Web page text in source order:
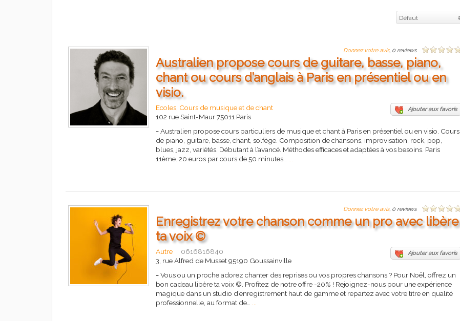
Défaut
Donnez votre avis, 0 reviews
Australien propose cours de guitare, basse, piano,
chant ou cours d’anglais à Paris en présentiel ou en
visio.
Ecoles, Cours de musique et de chant Ajouter aux favoris
102 rue Saint-Maur 75011 Paris
-Australien propose cours particuliers de musique et chant à Paris en présentiel ou en visio. Cours
de piano, guitare, basse, chant, solfège. Composition de chansons, improvisation, rock, pop,
blues, jazz, variétés. Débutant à l’avancé. Méthodes efficaces et adaptées à vos besoins. Paris
11ème. 20 euros par cours de 50 minutes…
Donnez votre avis, 0 reviews
Enregistrez votre chanson comme un pro avec libère
ta voix ©
Autre Ajouter aux favoris
0616816840
3, rue Alfred de Musset 95190 Goussainville
-Vous ou un proche adorez chanter des reprises ou vos propres chansons ? Pour Noël, offrez un
bon cadeau libère ta voix ©. Profitez de notre offre -20% ! Rejoignez-nous pour une expérience
magique dans un studio d’enregistrement haut de gamme et repartez avec votre titre en qualité
professionnelle, au format de…